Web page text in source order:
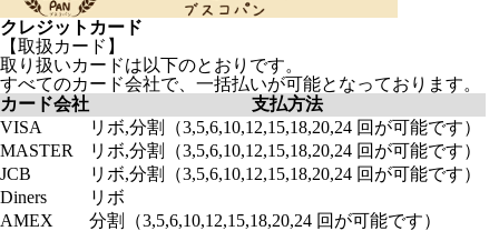
クレジットカード
【取扱カード】
取り扱いカードは以下のとおりです。
すべてのカード会社で、一括払いが可能となっております。
カード会社
支払方法
VISA
リボ,分割（3,5,6,10,12,15,18,20,24 回が可能です）
MASTER
リボ,分割（3,5,6,10,12,15,18,20,24 回が可能です）
JCB
リボ,分割（3,5,6,10,12,15,18,20,24 回が可能です）
Diners
リボ
AMEX
分割（3,5,6,10,12,15,18,20,24 回が可能です）